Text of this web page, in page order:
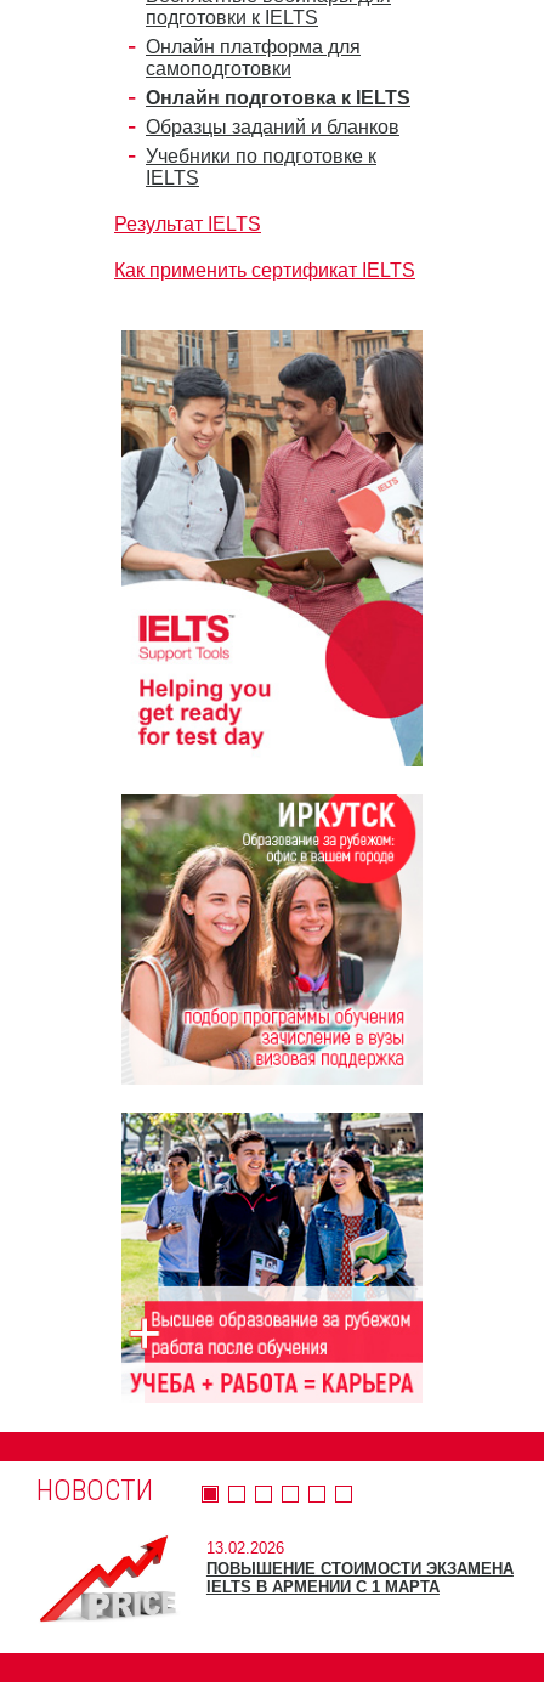
подготовки к IELTS
Онлайн платформа для
самоподготовки
Онлайн подготовка к IELTS
Образцы заданий и бланков
Учебники по подготовке к
IELTS
Результат IELTS
Как применить сертификат IELTS
НОВОСТИ
13.02.2026
ПОВЫШЕНИЕ СТОИМОСТИ ЭКЗАМЕНА
IELTS В АРМЕНИИ С 1 МАРТА